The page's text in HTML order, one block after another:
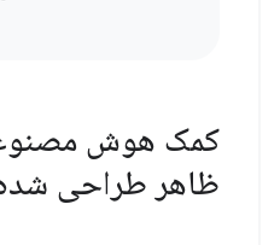
کمک هوش
ظاهر طراحی